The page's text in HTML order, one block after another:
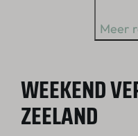
Meer
WEEKEND
ZEELAND